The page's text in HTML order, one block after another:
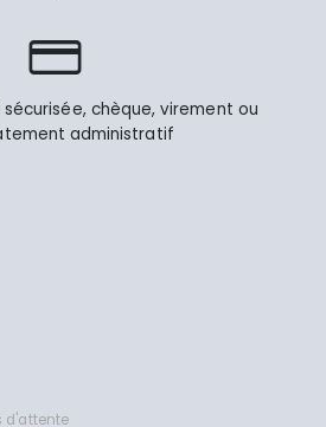
chèque, virement ou
administratif
d'attente